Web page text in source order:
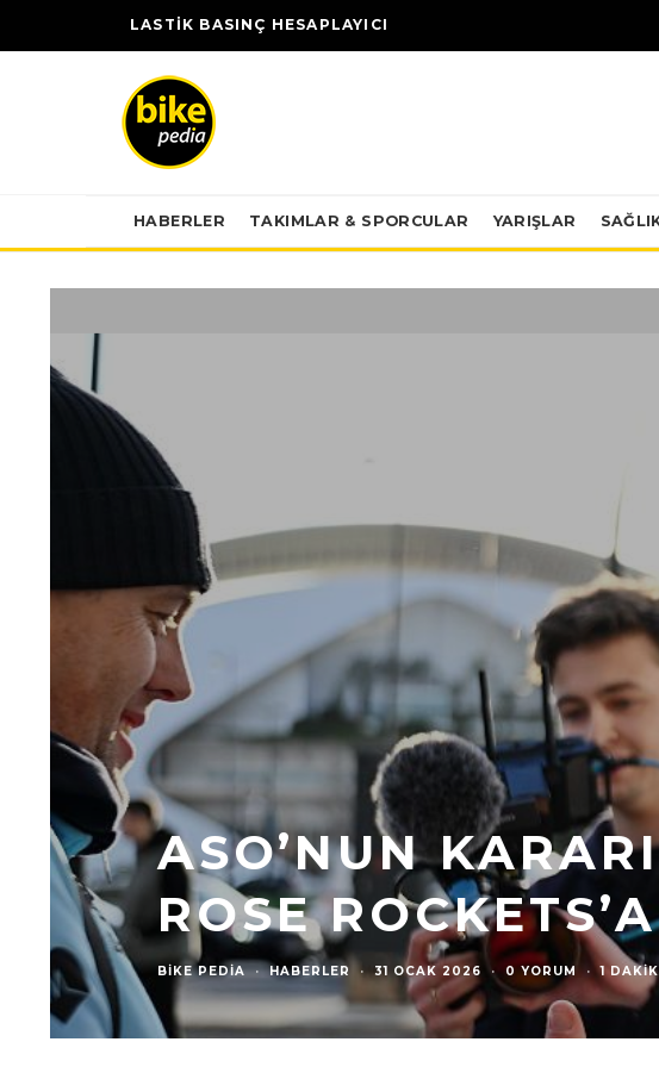
LASTİK BASINÇ HESAPLAYICI
HABERLER TAKIMLAR & SPORCULAR YARIŞLAR
ASO’NUN
ROSE
BIKE PEDIA · HABERLER · 31 OCAK 2026 · 0 YORUM · 1